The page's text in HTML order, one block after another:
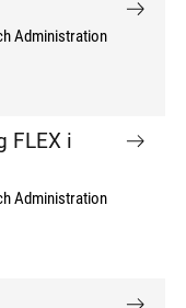
Administration
FLEX i
Administration